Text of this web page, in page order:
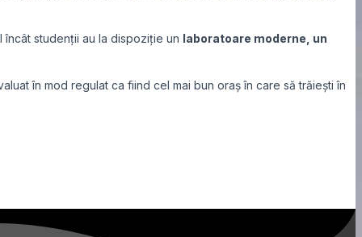
încât studenții au la dispoziție un laboratoare moderne, un
în mod regulat ca fiind cel mai bun oraș în care să trăiești în